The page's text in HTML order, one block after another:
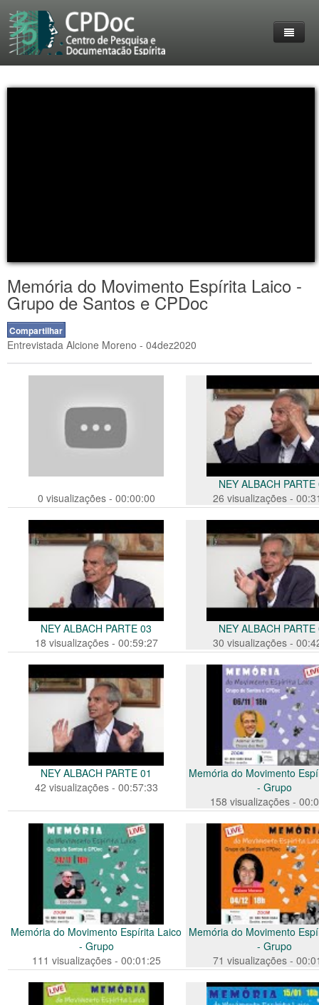
Memória do Movimento Espírita Laico -
Grupo de Santos e CPDoc
Compartilhar
Entrevistada Alcione Moreno - 04dez2020
0 visualizações - 00:00:00
NEY ALBACH PARTE
26 visualizações -
NEY ALBACH PARTE 03
18 visualizações - 00:59:27
NEY ALBACH PARTE
30 visualizações -
NEY ALBACH PARTE 01
42 visualizações - 00:57:33
Memória do Movimento
- Grupo
158 visualizações -
Memória do Movimento Espírita Laico
- Grupo
111 visualizações - 00:01:25
Memória do Movimento
- Grupo
71 visualizações -